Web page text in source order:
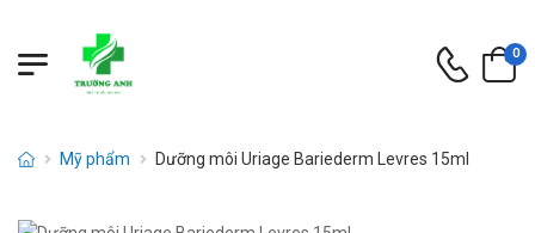
0
Mỹ phẩm Dưỡng môi Uriage Bariederm Levres 15ml